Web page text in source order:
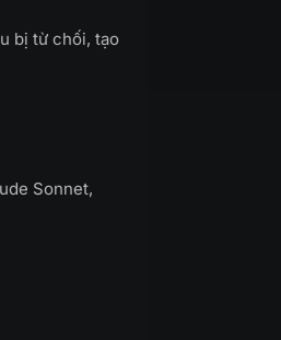
bị từ chối, tạo
Sonnet,